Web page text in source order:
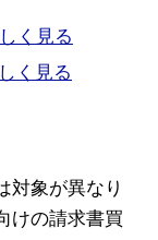
く見る
く見る
対象が異なり
けの請求書買